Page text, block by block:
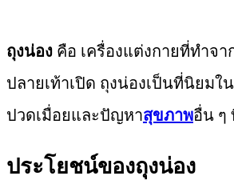
ถุงน่องคือ เครื่องแต่งกายที่ทำจ
ปลายเท้าเปิด ถุงน่องเป็นที่นิยม
ปวดเมื่อยและปัญหาสุขภาพอื่น ๆ
ประโยชน์ของถุงน่อง